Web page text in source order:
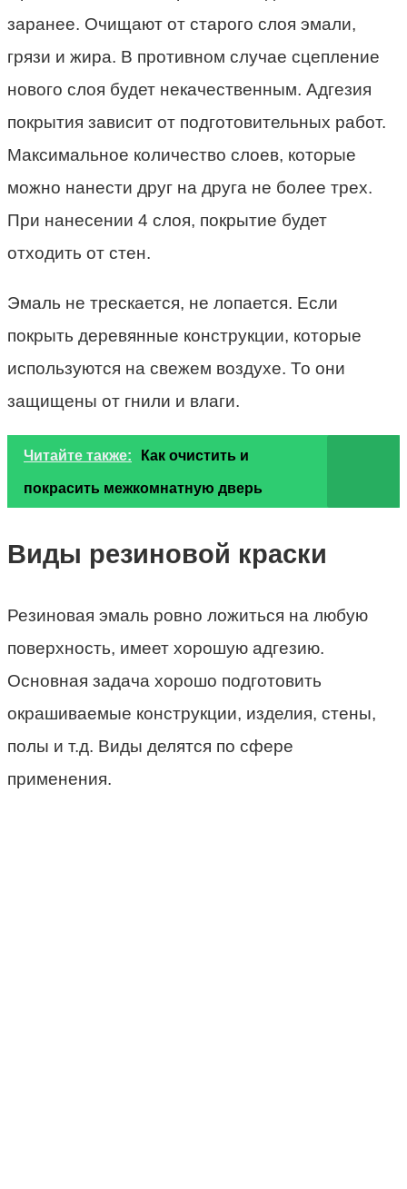
заранее. Очищают от старого слоя эмали,
грязи и жира. В противном случае сцепление
нового слоя будет некачественным. Адгезия
покрытия зависит от подготовительных работ.
Максимальное количество слоев, которые
можно нанести друг на друга не более трех.
При нанесении 4 слоя, покрытие будет
отходить от стен.
Эмаль не трескается, не лопается. Если
покрыть деревянные конструкции, которые
используются на свежем воздухе. То они
защищены от гнили и влаги.
Читайте также: Как очистить и
покрасить межкомнатную дверь
Виды резиновой краски
Резиновая эмаль ровно ложиться на любую
поверхность, имеет хорошую адгезию.
Основная задача хорошо подготовить
окрашиваемые конструкции, изделия, стены,
полы и т.д. Виды делятся по сфере
применения.